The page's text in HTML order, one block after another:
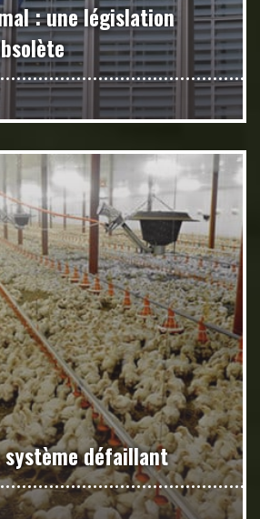
: une législation
défaillant